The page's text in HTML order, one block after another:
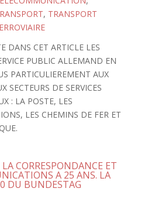
, TRANSPORT
DANS CET ARTICLE LES
PUBLIC ALLEMAND EN
PARTICULIEREMENT AUX
SECTEURS DE SERVICES
: LA POSTE, LES
LES CHEMINS DE FER ET
CORRESPONDANCE ET
A 25 ANS. LA
DU BUNDESTAG